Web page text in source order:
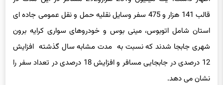
قالب 141 هزار و 475 سفر وسایل نقلیه حمل و نقل عمومی جاده ای
استان شامل اتوبوس، مینی بوس و خودروهای سواری کرایه برون
شهری جابجا شدند که نسبت به مدت مشابه سال گذشته افزایش
12 درصدی در جابجایی مسافر و افزایش 18 درصدی در تعداد سفر را
نشان می دهد.